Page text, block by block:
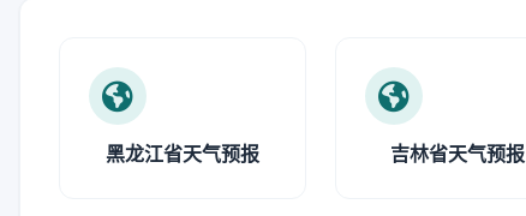
黑龙江省天气预报 吉林省天气预报